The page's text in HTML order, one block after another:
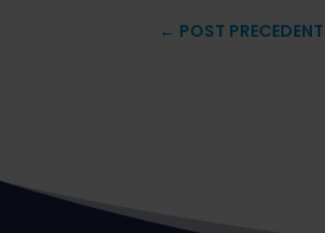
← POST